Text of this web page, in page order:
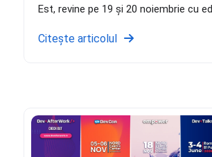
Est, revine pe 19 și 20 noiembrie cu
Citește articolul